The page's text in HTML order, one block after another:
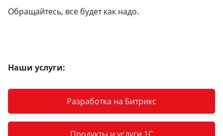
Обращайтесь, все будет как надо.
Наши услуги:
Разработка на Битрикс